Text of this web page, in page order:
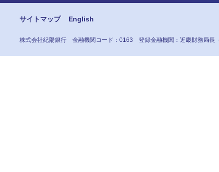
サイトマップ English
株式会社紀陽銀行 金融機関コード：0163 登録金融機関：近畿財務局長